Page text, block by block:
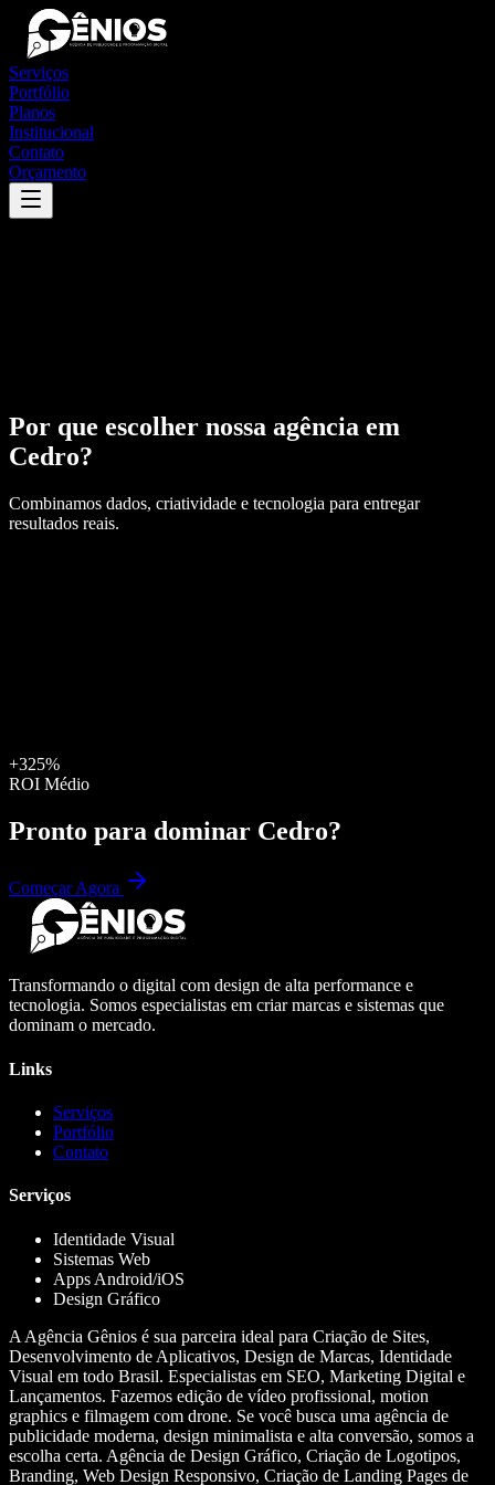
Serviços
Portfólio
Planos
Institucional
Contato
Orçamento
Por que escolher nossa agência em
Cedro?
Combinamos dados, criatividade e tecnologia para entregar
resultados reais.
+325%
ROI Médio
Pronto para dominar Cedro?
Começar Agora
Transformando o digital com design de alta performance e
tecnologia. Somos especialistas em criar marcas e sistemas que
dominam o mercado.
Links
Serviços
Portfólio
Contato
Serviços
Identidade Visual
Sistemas Web
Apps Android/iOS
Design Gráfico
A Agência Gênios é sua parceira ideal para Criação de Sites,
Desenvolvimento de Aplicativos, Design de Marcas, Identidade
Visual em todo Brasil. Especialistas em SEO, Marketing Digital e
Lançamentos. Fazemos edição de vídeo profissional, motion
graphics e filmagem com drone. Se você busca uma agência de
publicidade moderna, design minimalista e alta conversão, somos a
escolha certa. Agência de Design Gráfico, Criação de Logotipos,
Branding, Web Design Responsivo, Criação de Landing Pages de